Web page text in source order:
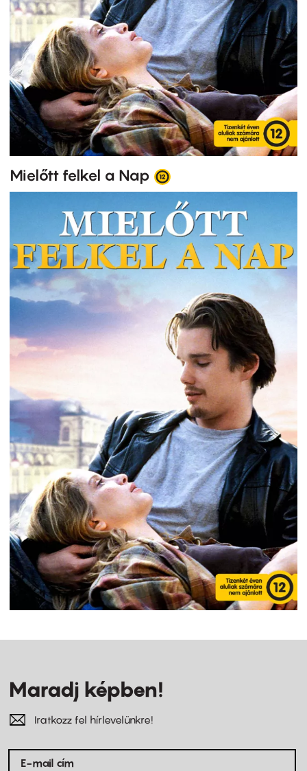
Mielőtt felkel a Nap
Maradj képben!
Iratkozz fel hírlevelünkre!